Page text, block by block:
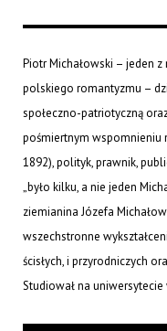
Piotr Michałowski – jeden
polskiego romantyzmu –
społeczno-patriotyczną
pośmiertnym wspomnieniu
1892), polityk, prawnik,
„było kilku, a nie jeden
ziemianina Józefa
wszechstronne
ścisłych, i przyrodniczych
Studiował na